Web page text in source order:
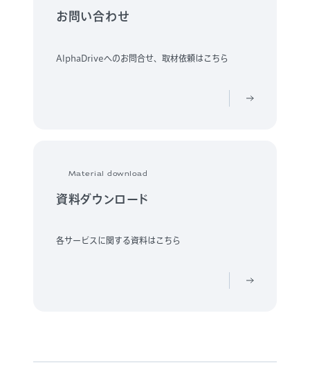
お問い合わせ
AlphaDriveへのお問合せ、取材依頼はこちら
Material download
資料ダウンロード
各サービスに関する資料はこちら